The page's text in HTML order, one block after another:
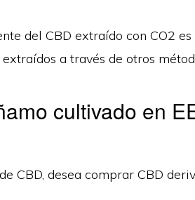
del CBD extraído con CO2
a través de otros
cultivado en
CBD, desea comprar CBD